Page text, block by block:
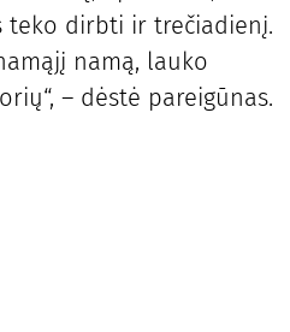
teko dirbti ir trečiadienį.
namą, lauko
– dėstė pareigūnas.